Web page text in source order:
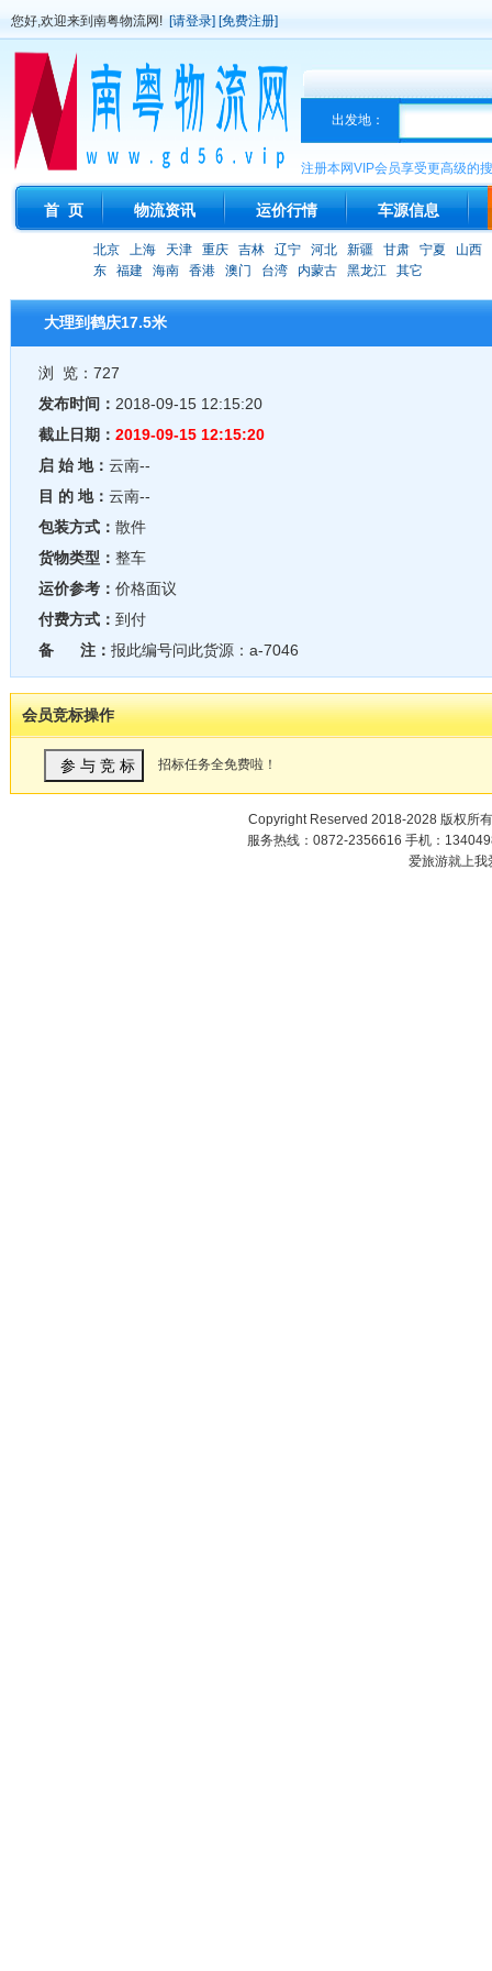
您好,欢迎来到南粤物流网! [请登录] [免费注册]
出发地：
注册本网VIP会员享受更高级的
首 页 物流资讯 运价行情 车源信息
北京 上海 天津 重庆 吉林 辽宁 河北 新疆 甘肃 宁夏
山西
东
福建 海南 香港 澳门 台湾 内蒙古 黑龙江 其它
大理到鹤庆17.5米
浏 览：727
发布时间： 2018-09-15 12:15:20
截止日期： 2019-09-15 12:15:20
启 始 地： 云南--
目 的 地： 云南--
包装方式： 散件
货物类型： 整车
运价参考： 价格面议
付费方式： 到付
备 注： 报此编号问此货源：a-7046
会员竞标操作
招标任务全免费啦！
Copyright Reserved 2018-2028 版权所
服务热线：0872-2356616 手机：
爱旅游就上我